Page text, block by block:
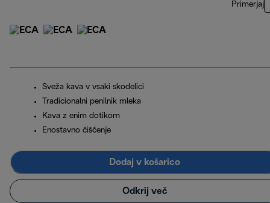
Primerjaj
Sveža kava v vsaki skodelici
Tradicionalni penilnik mleka
Kava z enim dotikom
Enostavno čiščenje
Dodaj v košarico
Odkrij več